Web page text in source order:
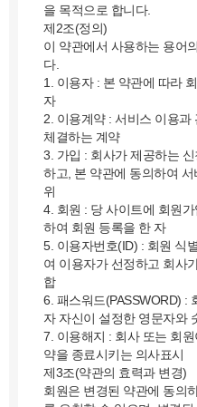
을 목적으로 합니다.
제2조(정의)
이 약관에서 사용하는 용어
다.
1. 이용자 : 본 약관에 따라
자
2. 이용계약 : 서비스 이용
체결하는 계약
3. 가입 : 회사가 제공하는
하고, 본 약관에 동의하여
위
4. 회원 : 당 사이트에 회원
하여 회원 등록을 한 자
5. 이용자번호(ID) : 회원 식
여 이용자가 선정하고 회사
합
6. 패스워드(PASSWORD) :
자 자신이 설정한 영문자와
7. 이용해지 : 회사 또는 회
약을 종료시키는 의사표시
제3조(약관의 효력과 변경)
회원은 변경된 약관에 동의